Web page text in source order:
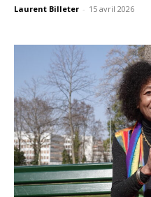
Laurent Billeter - 15 avril 2026